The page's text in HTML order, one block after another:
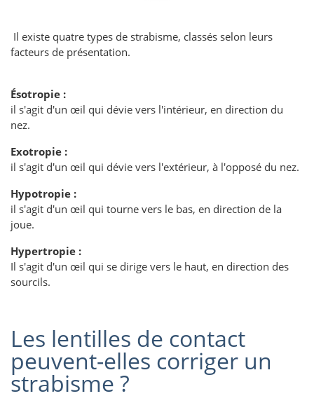
Il existe quatre types de strabisme, classés selon leurs
facteurs de présentation.
Ésotropie :
il s'agit d'un œil qui dévie vers l'intérieur, en direction du
nez.
Exotropie :
il s'agit d'un œil qui dévie vers l'extérieur, à l'opposé du nez.
Hypotropie :
il s'agit d'un œil qui tourne vers le bas, en direction de la
joue.
Hypertropie :
Il s'agit d'un œil qui se dirige vers le haut, en direction des
sourcils.
Les lentilles de contact
peuvent-elles corriger un
strabisme ?